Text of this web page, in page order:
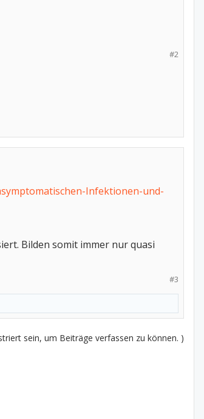
#2
Infektionen-und-
Bilden somit immer nur quasi
#3
sein, um Beiträge verfassen zu können. )